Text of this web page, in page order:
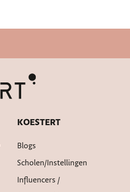
KOESTERT
Blogs
Scholen/instellingen
Influencers /